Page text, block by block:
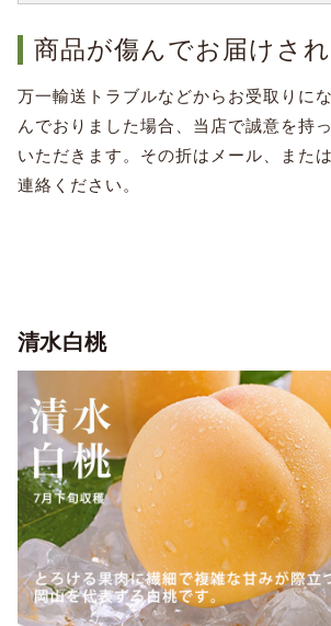
商品が傷んでお届けさ
万一輸送トラブルなどからお受取りに
んでおりました場合、当店で誠意を持
いただきます。その折はメール、また
連絡ください。
清水白桃